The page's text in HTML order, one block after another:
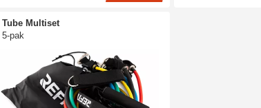
Tube Multiset
5-pak